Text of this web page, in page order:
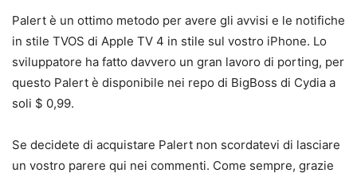
Palert è un ottimo metodo per avere gli avvisi e le notifiche
in stile TVOS di Apple TV 4 in stile sul vostro iPhone. Lo
sviluppatore ha fatto davvero un gran lavoro di porting, per
questo Palert è disponibile nei repo di BigBoss di Cydia a
soli $ 0,99.
Se decidete di acquistare Palert non scordatevi di lasciare
un vostro parere qui nei commenti. Come sempre, grazie